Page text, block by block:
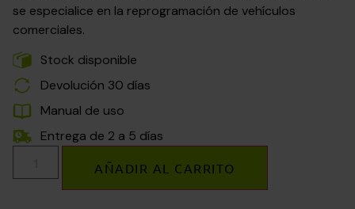
se especialice en la reprogramación de vehículos
comerciales.
Stock disponible
Devolución 30 días
Manual de uso
Entrega de 2 a 5 días
AÑADIR AL CARRITO